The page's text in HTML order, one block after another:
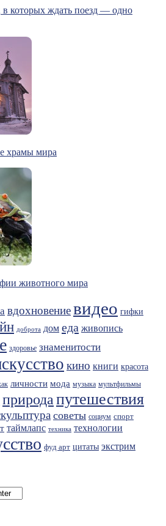
которых ждать поезд — одно
храмы мира
животного мира
вдохновениевидео гифки
доброта дом еда живопись
здоровье знаменитости
кино книги красота
личности мода музыка мультфильмы
природа путешествия
советы социум спорт
таймлапс техника технологии
фуд арт цитаты экстрим